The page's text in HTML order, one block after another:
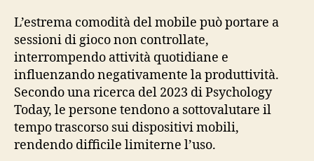
L’estrema comodità del mobile può portare a
sessioni di gioco non controllate,
interrompendo attività quotidiane e
influenzando negativamente la produttività.
Secondo una ricerca del 2023 di Psychology
Today, le persone tendono a sottovalutare il
tempo trascorso sui dispositivi mobili,
rendendo difficile limiterne l’uso.